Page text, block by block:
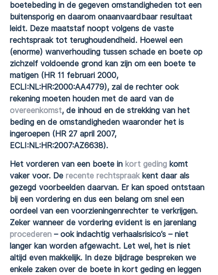
boetebeding in de gegeven omstandigheden tot een
buitensporig en daarom onaanvaardbaar resultaat
leidt. Deze maatstaf noopt volgens de vaste
rechtspraak tot terughoudendheid. Hoewel een
(enorme) wanverhouding tussen schade en boete op
zichzelf voldoende grond kan zijn om een boete te
matigen (HR 11 februari 2000,
ECLI:NL:HR:2000:AA4779), zal de rechter ook
rekening moeten houden met de aard van de
overeenkomst, de inhoud en de strekking van het
beding en de omstandigheden waaronder het is
ingeroepen (HR 27 april 2007,
ECLI:NL:HR:2007:AZ6638).
Het vorderen van een boete in kort geding komt
vaker voor. De recente rechtspraakkent daar als
gezegd voorbeelden daarvan. Er kan spoed ontstaan
bij een vordering en dus een belang om snel een
oordeel van een voorzieningenrechter te verkrijgen.
Zeker wanneer de vordering evident is en jarenlang
procederen – ook indachtig verhaalsrisico’s – niet
langer kan worden afgewacht. Let wel, het is niet
altijd even makkelijk. In deze bijdrage bespreken we
enkele zaken over de boete in kort geding en leggen